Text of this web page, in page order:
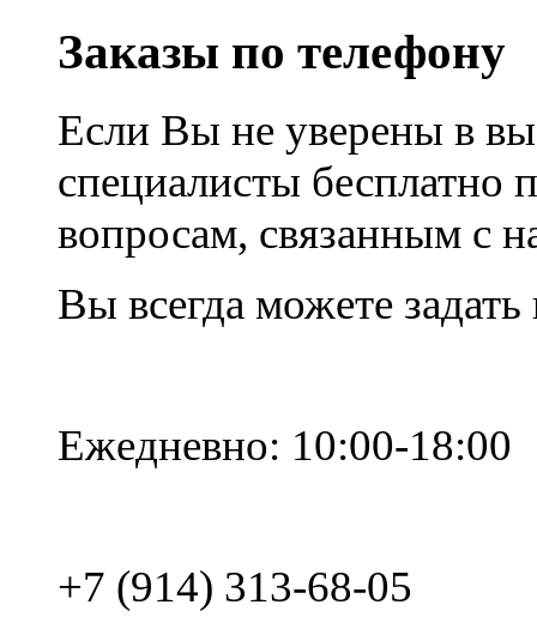
Заказы по телефону
Если Вы не уверены в
специалисты
вопросам, связанным с
Вы всегда можете
Ежедневно: 10:00-18:00
+7 (914) 313-68-05